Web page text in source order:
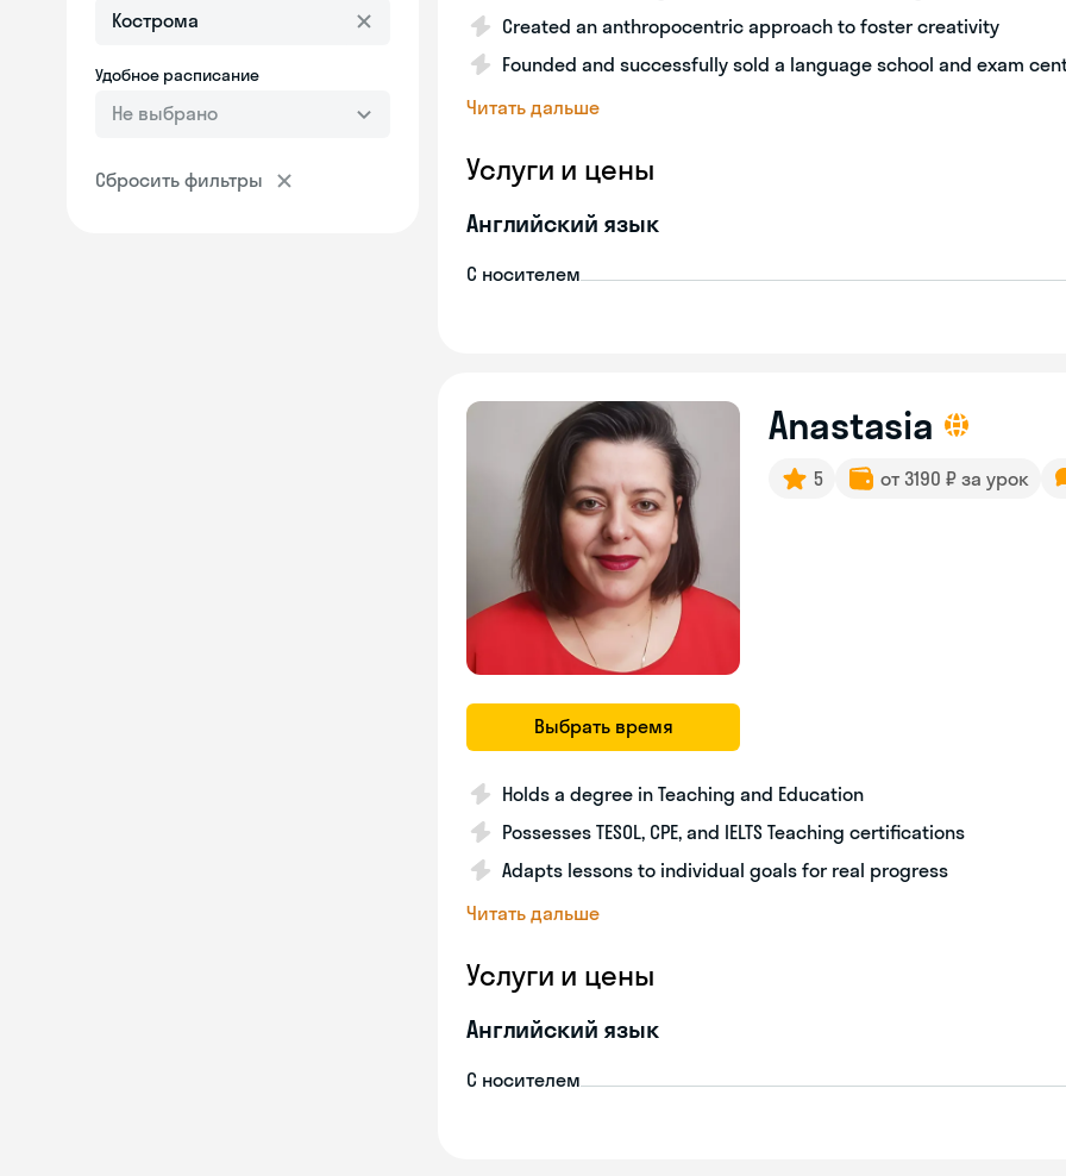
Удобное расписание
Не выбрано
Сбросить фильтры
Created an anthropocentric approach to foster creativity
Founded and successfully sold a language school and exam
Читать дальше
Услуги и цены
Английский язык
С носителем
Выбрать время
Anastasia
5 от 3190 ₽ за урок
Holds a degree in Teaching and Education
Possesses TESOL, CPE, and IELTS Teaching certifications
Adapts lessons to individual goals for real progress
Читать дальше
Услуги и цены
Английский язык
С носителем